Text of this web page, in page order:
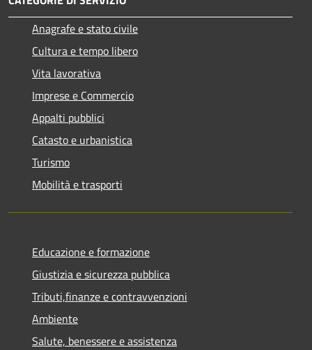
Anagrafe e stato civile
Cultura e tempo libero
Vita lavorativa
Imprese e Commercio
Appalti pubblici
Catasto e urbanistica
Turismo
Mobilità e trasporti
Educazione e formazione
Giustizia e sicurezza pubblica
Tributi,finanze e contravvenzioni
Ambiente
Salute, benessere e assistenza